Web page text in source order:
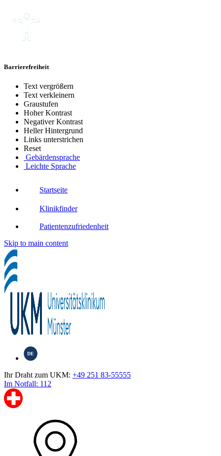
Barrierefreiheit
Text vergrößern
Text verkleinern
Graustufen
Hoher Kontrast
Negativer Kontrast
Heller Hintergrund
Links unterstrichen
Reset
Gebärdensprache
Leichte Sprache
Startseite
Klinikfinder
Patientenzufriedenheit
Skip to main content
DE
Ihr Draht zum UKM: +49 251 83-55555
Im Notfall: 112